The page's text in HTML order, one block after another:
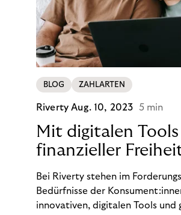
BLOG ZAHLARTEN
RivertyAug. 10, 2023 5 min
Mit digitalen Tools
finanzieller
Bei Riverty stehen im
Bedürfnisse der
innovativen, digitalen Tools und